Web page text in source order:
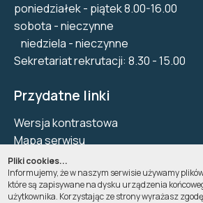
poniedziałek - piątek 8.00-16.00
sobota - nieczynne
niedziela - nieczynne
Sekretariat rekrutacji: 8.30 - 15.00
Przydatne linki
Wersja kontrastowa
Mapa serwisu
Biuletyn Informacji Publicznej
Deklaracja dostępności
Pliki Cookie
Pliki cookies...
Informujemy, że w naszym serwisie używamy
które są zapisywane na dysku urządzenia
użytkownika. Korzystając ze strony wyrażasz